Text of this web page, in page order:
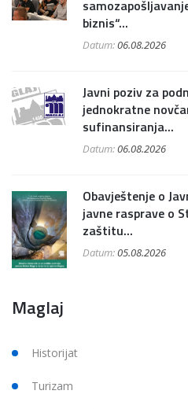
biznis“...
Datum:06.08.2026
Javni poziv za
jednokratne
sufinansiranja...
Datum:06.08.2026
Obavještenje o
javne rasprave o
zaštitu...
Datum:05.08.2026
Maglaj
Historijat
Turizam